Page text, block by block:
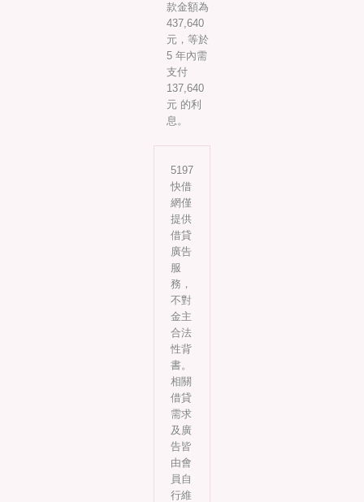
款金額為
437,640
元，等於
5 年內需
支付
137,640
元 的利
息。
5197
快借
網僅
提供
借貸
廣告
服
務，
不對
金主
合法
性背
書。
相關
借貸
需求
及廣
告皆
由會
員自
行維